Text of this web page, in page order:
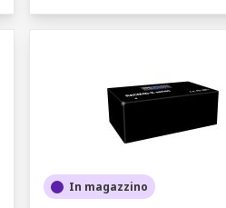
In magazzino